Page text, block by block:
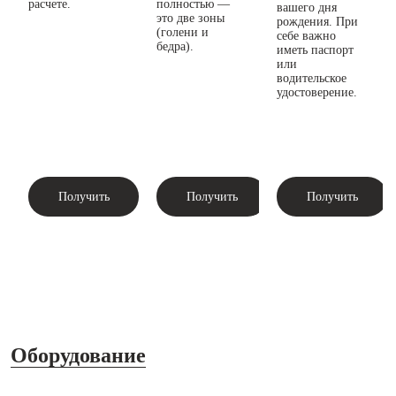
расчете.
Получить
полностью —
это две зоны
(голени и
бедра).
Получить
вашего дня
рождения. При
себе важно
иметь паспорт
или
водительское
удостоверение.
Получить
Оборудование